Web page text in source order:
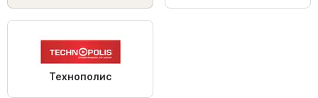
Технополис